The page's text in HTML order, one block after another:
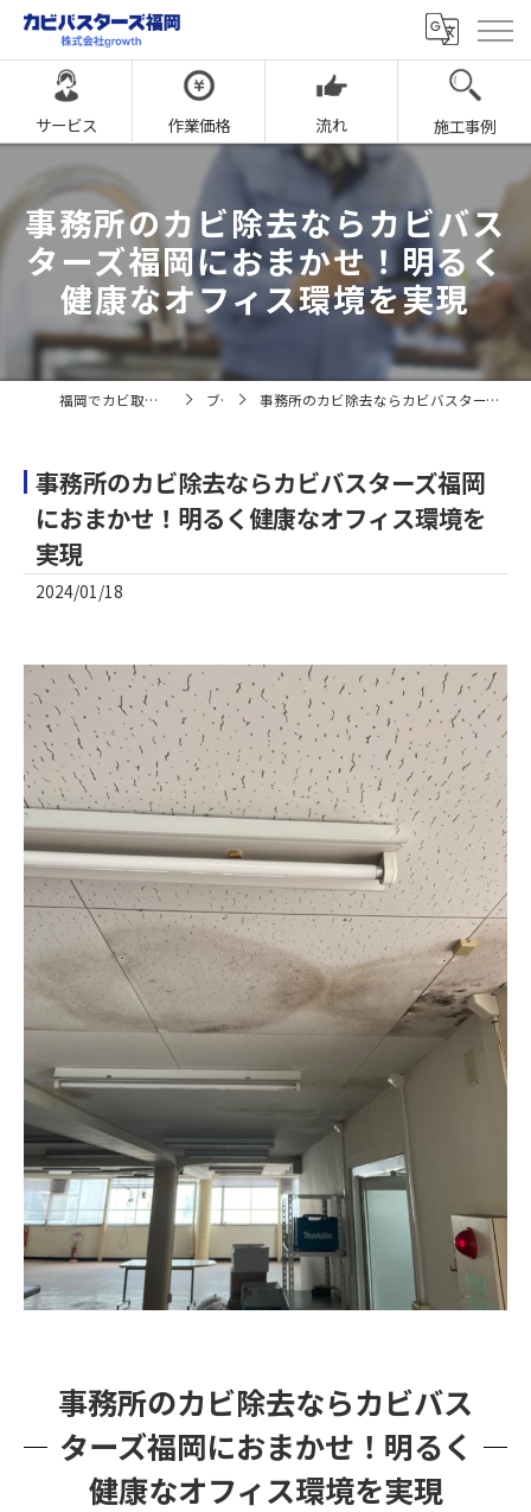
サービス 作業価格 流れ 施工事例
事務所のカビ除去ならカビバス
ターズ福岡におまかせ！明るく
健康なオフィス環境を実現
福岡でカビ取りならカビバスターズ福岡 ブログ 事務所のカビ除去ならカビバスターズ福岡におまかせ！明るく健康なオフィス環境を実現
事務所のカビ除去ならカビバスターズ福岡
におまかせ！明るく健康なオフィス環境を
実現
2024/01/18
事務所のカビ除去ならカビバス
ターズ福岡におまかせ！明るく
健康なオフィス環境を実現